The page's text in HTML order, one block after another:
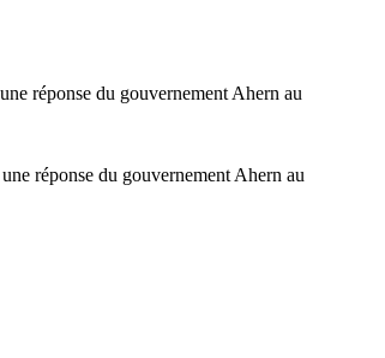
réponse du gouvernement Ahern au
réponse du gouvernement Ahern au